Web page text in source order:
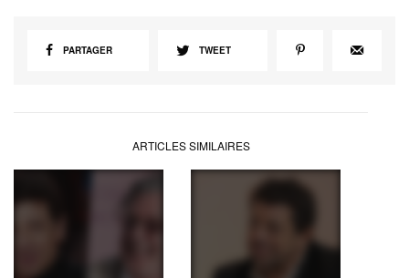
PARTAGER TWEET
ARTICLES SIMILAIRES